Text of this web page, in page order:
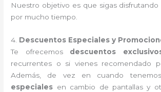
Nuestro objetivo es que sigas
por mucho tiempo.
4. Descuentos Especiales y
Te ofrecemos descuentos
recurrentes o si vienes recomendado
Además, de vez en cuando
especiales en cambio de pantallas y